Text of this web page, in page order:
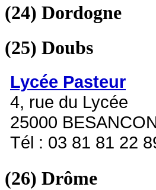
(24) Dordogne
(25) Doubs
Lycée Pasteur
4, rue du Lycée
25000
Tél : 03 81 81 22
(26) Drôme